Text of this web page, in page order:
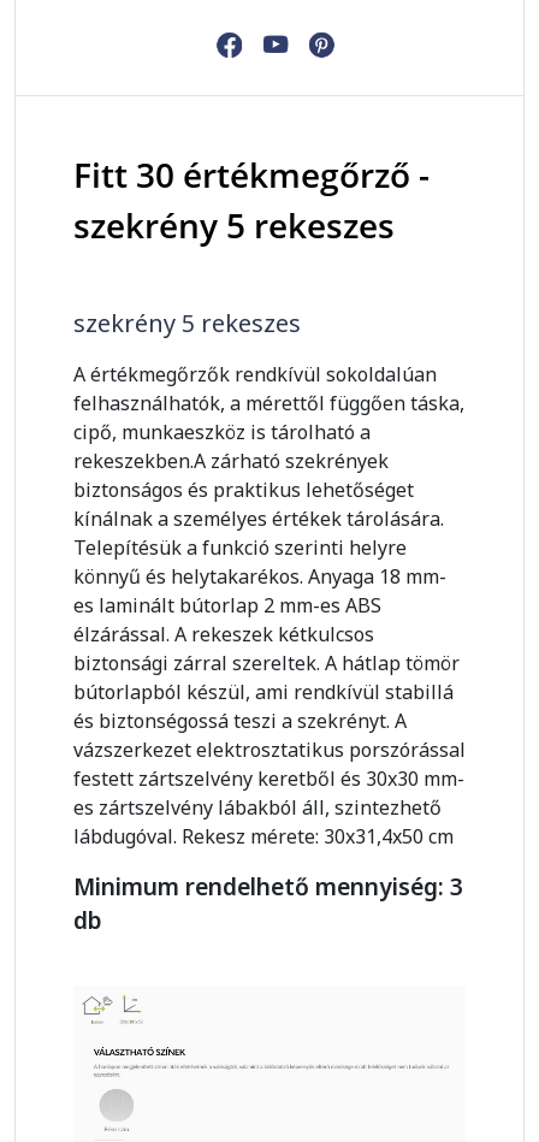
Fitt 30 értékmegőrző -
szekrény 5 rekeszes
szekrény 5 rekeszes
A értékmegőrzők rendkívül sokoldalúan
felhasználhatók, a mérettől függően táska,
cipő, munkaeszköz is tárolható a
rekeszekben.A zárható szekrények
biztonságos és praktikus lehetőséget
kínálnak a személyes értékek tárolására.
Telepítésük a funkció szerinti helyre
könnyű és helytakarékos. Anyaga 18 mm-
es laminált bútorlap 2 mm-es ABS
élzárással. A rekeszek kétkulcsos
biztonsági zárral szereltek. A hátlap tömör
bútorlapból készül, ami rendkívül stabillá
és biztonségossá teszi a szekrényt. A
vázszerkezet elektrosztatikus porszórással
festett zártszelvény keretből és 30x30 mm-
es zártszelvény lábakból áll, szintezhető
lábdugóval. Rekesz mérete: 30x31,4x50 cm
Minimum rendelhető mennyiség: 3
db